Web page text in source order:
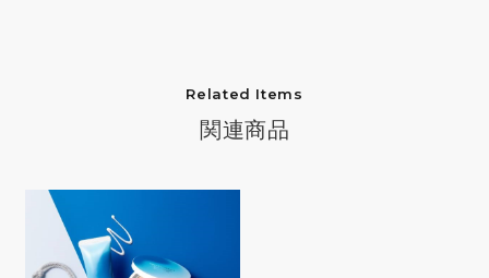
Related Items
関連商品